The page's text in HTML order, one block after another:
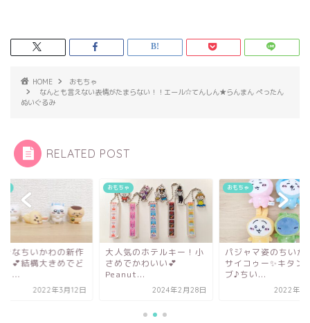
HOME
おもちゃ
なんとも言えない表情がたまらない！！エール☆てんしん★らんまん ぺったん
ぬいぐるみ
RELATED POST
きなちいかわの新作
ャ💕結構大きめでど
り...
2022年3月12日
おもちゃ
大人気のホテルキー！小
さめでかわいい💕
Peanut...
2024年2月28日
おもちゃ
パジャマ姿のちいか
サイコゥー✨キタン
ブ♪ちい...
2022年5